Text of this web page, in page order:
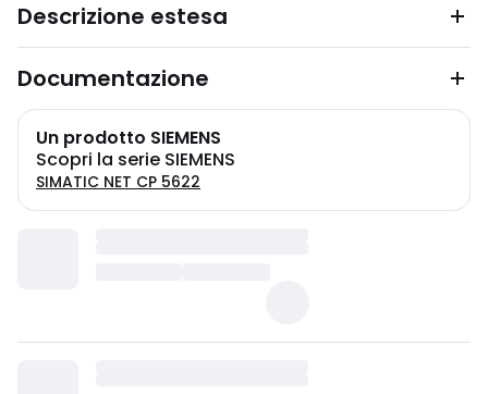
Descrizione estesa
Documentazione
Un prodotto SIEMENS
Scopri la serie SIEMENS
SIMATIC NET CP 5622